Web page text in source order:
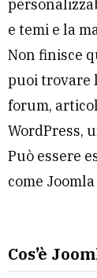
e temi e la
Non finisce
puoi trovare
forum,
WordPress,
Può essere
come
Cos’è